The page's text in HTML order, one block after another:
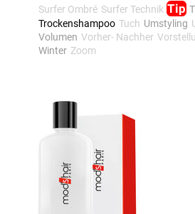
Surfer Ombré Surfer Technik Tip
Trockenshampoo Tuch Umstyling
Volumen Vorher- Nachher
Winter Zoom